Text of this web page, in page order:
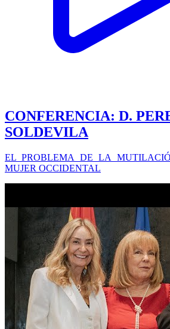
CONFERENCIA: D.
SOLDEVILA
EL PROBLEMA DE LA
MUJER OCCIDENTAL